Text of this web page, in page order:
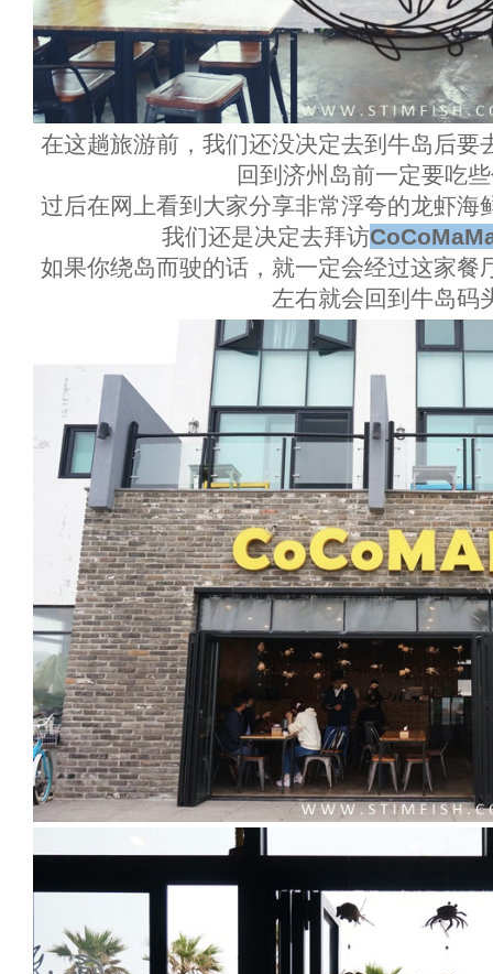
在这趟旅游前，我们还没决定去到牛岛后要
回到济州岛前一定要吃
过后在网上看到大家分享非常浮夸的龙虾海
我们还是决定去拜访
如果你绕岛而驶的话，就一定会经过这家餐
左右就会回到牛岛码